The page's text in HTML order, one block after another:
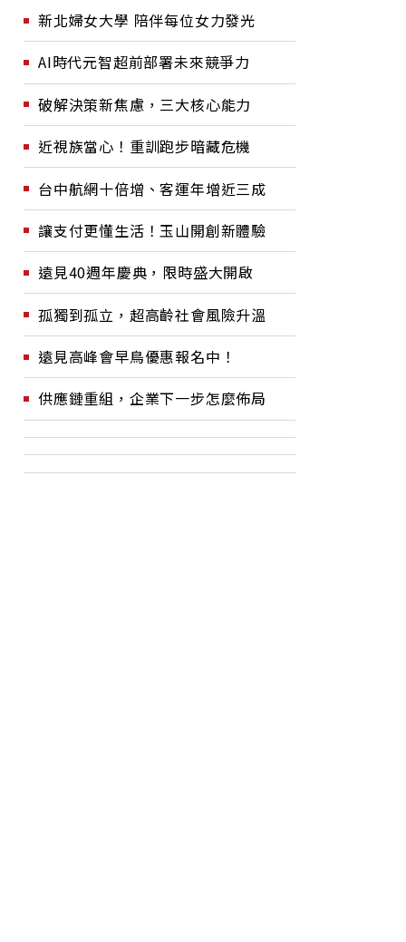
新北婦女大學 陪伴每位女力發光
AI時代元智超前部署未來競爭力
破解決策新焦慮，三大核心能力
近視族當心！重訓跑步暗藏危機
台中航網十倍增、客運年增近三成
讓支付更懂生活！玉山開創新體驗
遠見40週年慶典，限時盛大開啟
孤獨到孤立，超高齡社會風險升溫
遠見高峰會早鳥優惠報名中！
供應鏈重組，企業下一步怎麼佈局